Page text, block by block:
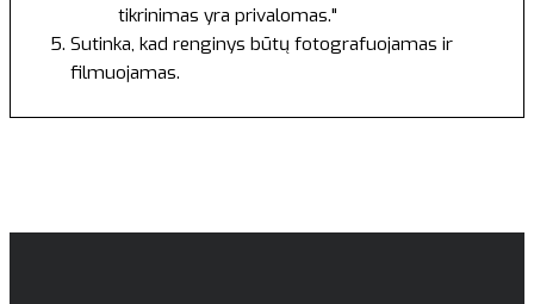
tikrinimas yra privalomas."
Sutinka, kad renginys būtų fotografuojamas ir
filmuojamas.